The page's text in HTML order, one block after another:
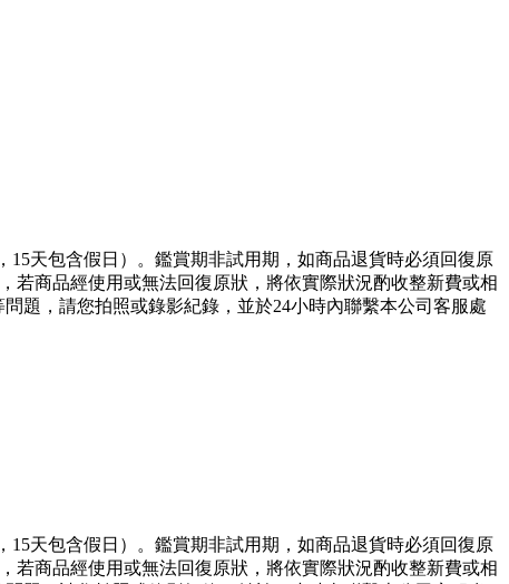
天包含假日）。鑑賞期非試用期，如商品退貨時必須回復原
若商品經使用或無法回復原狀，將依實際狀況酌收整新費或相
題，請您拍照或錄影紀錄，並於24小時內聯繫本公司客服處
天包含假日）。鑑賞期非試用期，如商品退貨時必須回復原
若商品經使用或無法回復原狀，將依實際狀況酌收整新費或相